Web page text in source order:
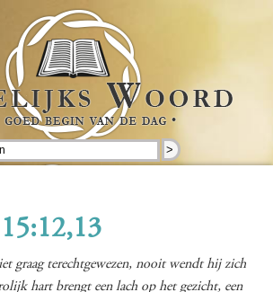
>
graag terechtgewezen, nooit wendt hij zich
hart brengt een lach op het gezicht, een